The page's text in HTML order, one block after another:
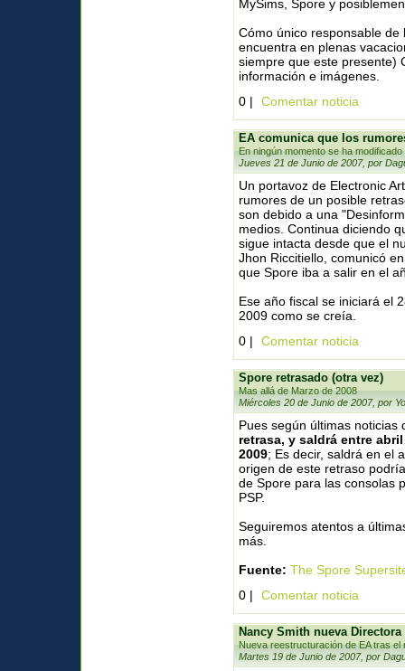
MySims, Spore y
Cómo único responsable
encuentra en plenas
siempre que este presente)
información e imágenes.
0 |
Comentar noticia
EA comunica que los
En ningún momento se ha
Jueves 21 de Junio de 2007, por
Un portavoz de Electronic
rumores de un posible
son debido a una
medios. Continua diciendo
sigue intacta desde que el
Jhon Riccitiello, comunicó
que Spore iba a salir en el
Ese año fiscal se iniciará el
2009 como se creía.
0 |
Comentar noticia
Spore retrasado (otra vez)
Mas allá de Marzo de 2008
Miércoles 20 de Junio de 2007, por
Pues según últimas noticias
retrasa, y saldrá entre
2009; Es decir, saldrá en el
origen de este retraso
de Spore para las consolas
PSP.
Seguiremos atentos a
más.
Fuente: The Spore
0 |
Comentar noticia
Nancy Smith nueva
Nueva reestructuración de EA tras
Martes 19 de Junio de 2007, por